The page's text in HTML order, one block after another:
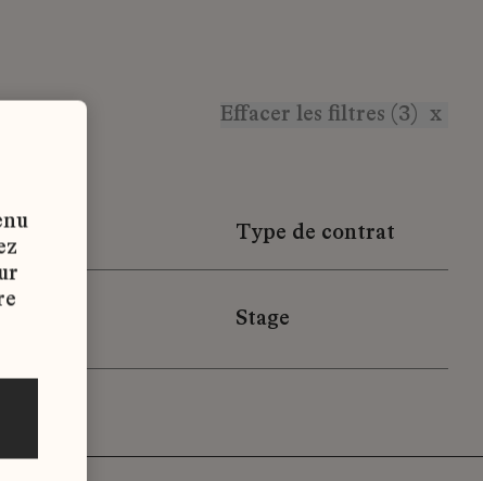
Effacer les filtres (3) x
Type de contrat
Stage